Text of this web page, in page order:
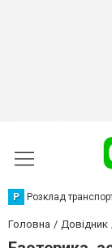
Р Розклад
Головна Довідник